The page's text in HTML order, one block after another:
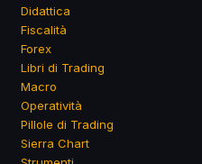
Didattica
Fiscalità
Forex
Libri di Trading
Macro
Operatività
Pillole di Trading
Sierra Chart